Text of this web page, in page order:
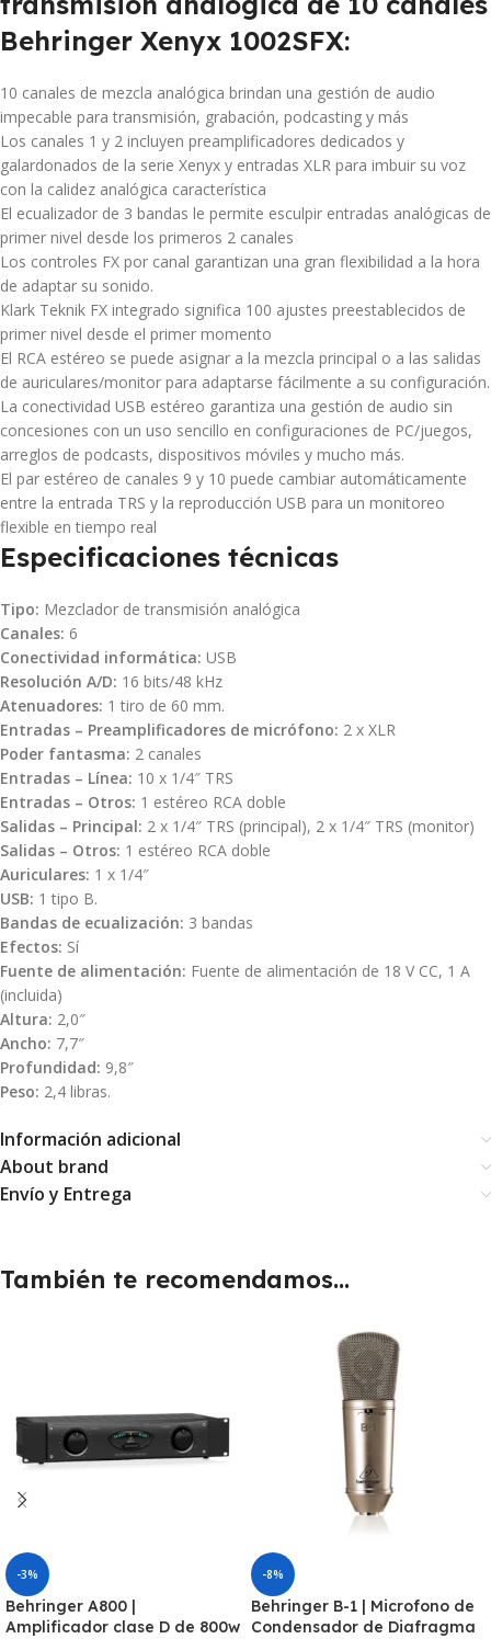
Behringer Xenyx 1002SFX:
10 canales de mezcla analógica brindan una gestión de audio
impecable para transmisión, grabación, podcasting y más
Los canales 1 y 2 incluyen preamplificadores dedicados y
galardonados de la serie Xenyx y entradas XLR para imbuir su voz
con la calidez analógica característica
El ecualizador de 3 bandas le permite esculpir entradas analógicas de
primer nivel desde los primeros 2 canales
Los controles FX por canal garantizan una gran flexibilidad a la hora
de adaptar su sonido.
Klark Teknik FX integrado significa 100 ajustes preestablecidos de
primer nivel desde el primer momento
El RCA estéreo se puede asignar a la mezcla principal o a las salidas
de auriculares/monitor para adaptarse fácilmente a su configuración.
La conectividad USB estéreo garantiza una gestión de audio sin
concesiones con un uso sencillo en configuraciones de PC/juegos,
arreglos de podcasts, dispositivos móviles y mucho más.
El par estéreo de canales 9 y 10 puede cambiar automáticamente
entre la entrada TRS y la reproducción USB para un monitoreo
flexible en tiempo real
Especificaciones técnicas
Tipo: Mezclador de transmisión analógica
Canales: 6
Conectividad informática: USB
Resolución A/D: 16 bits/48 kHz
Atenuadores: 1 tiro de 60 mm.
Entradas – Preamplificadores de micrófono: 2 x XLR
Poder fantasma: 2 canales
Entradas – Línea: 10 x 1/4″ TRS
Entradas – Otros: 1 estéreo RCA doble
Salidas – Principal: 2 x 1/4″ TRS (principal), 2 x 1/4″ TRS (monitor)
Salidas – Otros: 1 estéreo RCA doble
Auriculares: 1 x 1/4″
USB: 1 tipo B.
Bandas de ecualización: 3 bandas
Efectos: Sí
Fuente de alimentación: Fuente de alimentación de 18 V CC, 1 A
(incluida)
Altura: 2,0″
Ancho: 7,7″
Profundidad: 9,8″
Peso: 2,4 libras.
Información adicional
About brand
Envío y Entrega
También te recomendamos…
-3%
Behringer A800 |
Amplificador clase D de 800w
-8%
Behringer B-1 | Microfono de
Condensador de Diafragma